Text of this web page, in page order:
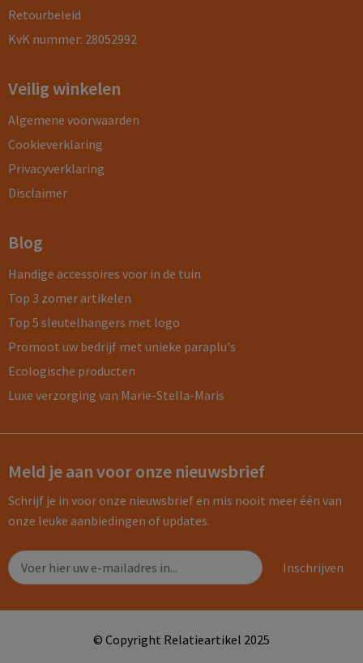
Retourbeleid
KvK nummer: 28052992
Veilig winkelen
Algemene voorwaarden
Cookieverklaring
Privacyverklaring
Disclaimer
Blog
Handige accessoires voor in de tuin
Top 3 zomer artikelen
Top 5 sleutelhangers met logo
Promoot uw bedrijf met unieke paraplu's
Ecologische producten
Luxe verzorging van Marie-Stella-Maris
Meld je aan voor onze nieuwsbrief
Schrijf je in voor onze nieuwsbrief en mis nooit meer één van
onze leuke aanbiedingen of updates.
© Copyright Relatieartikel 2025